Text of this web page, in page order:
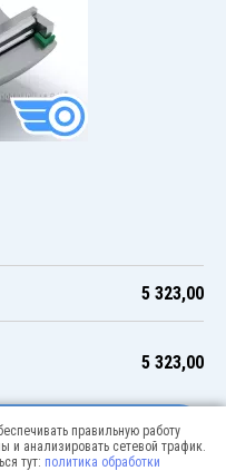
5 323,00
5 323,00
правильную работу
и анализировать сетевой трафик.
тут: политика обработки